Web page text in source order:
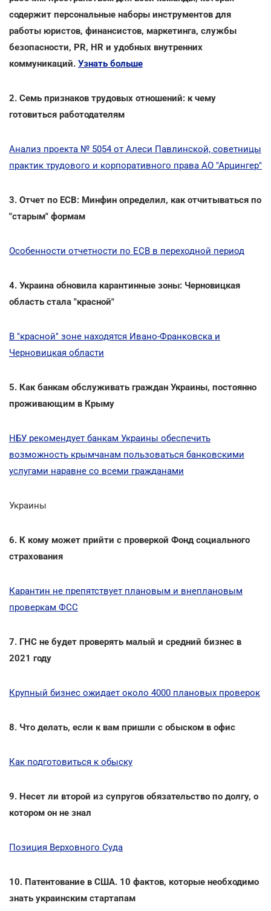
содержит персональные наборы инструментов для
работы юристов, финансистов, маркетинга, службы
безопасности, PR, HR и удобных внутренних
коммуникаций. Узнать больше
2. Семь признаков трудовых отношений: к чему
готовиться работодателям
Анализ проекта № 5054 от Алеси Павлинской, советницы
практик трудового и корпоративного права АО "Арцингер"
3. Отчет по ЕСВ: Минфин определил, как отчитываться по
"старым" формам
Особенности отчетности по ЕСВ в переходной период
4. Украина обновила карантинные зоны: Черновицкая
область стала "красной"
В "красной" зоне находятся Ивано-Франковска и
Черновицкая области
5. Как банкам обслуживать граждан Украины, постоянно
проживающим в Крыму
НБУ рекомендует банкам Украины обеспечить
возможность крымчанам пользоваться банковскими
услугами наравне со всеми гражданами
Украины
6. К кому может прийти с проверкой Фонд социального
страхования
Карантин не препятствует плановым и внеплановым
проверкам ФСС
7. ГНС не будет проверять малый и средний бизнес в
2021 году
Крупный бизнес ожидает около 4000 плановых проверок
8. Что делать, если к вам пришли с обыском в офис
Как подготовиться к обыску
9. Несет ли второй из супругов обязательство по долгу, о
котором он не знал
Позиция Верховного Суда
10. Патентование в США. 10 фактов, которые необходимо
знать украинским стартапам